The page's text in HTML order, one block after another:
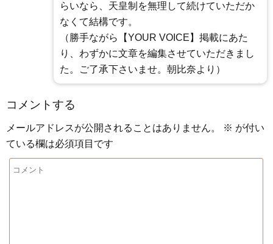
らいなら、天皇制を無理して続けていただか
なくて結構です。
（勝手ながら【YOUR VOICE】掲載にあた
り、わずかに文章を編集させていただきまし
た。ご了承下さいませ。朝比奈より）
コメントする
メールアドレスが公開されることはありません。 ※ が付い
ている欄は必須項目です